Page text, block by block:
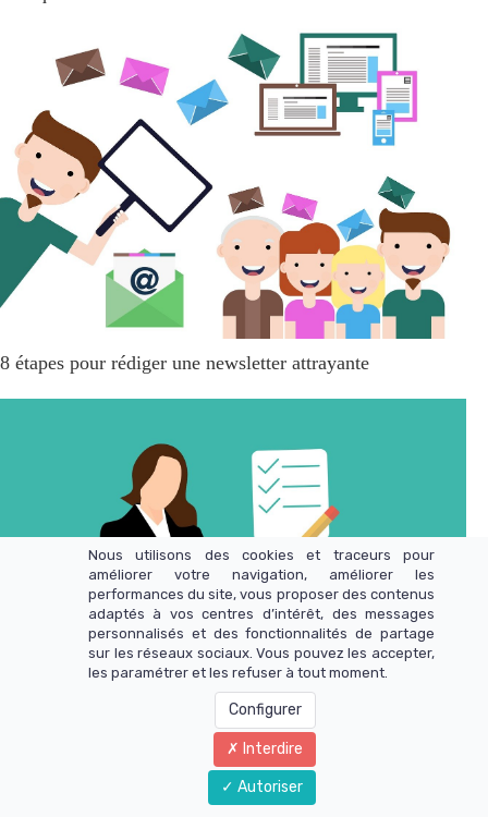
8 étapes pour rédiger une newsletter attrayante
Quel statut choisir en rédaction web : Portage salarial ou
Nous utilisons des cookies et traceurs pour
améliorer votre navigation, améliorer les
performances du site, vous proposer des contenus
adaptés à vos centres d’intérêt, des messages
personnalisés et des fonctionnalités de partage
sur les réseaux sociaux. Vous pouvez les accepter,
les paramétrer et les refuser à tout moment.
Configurer
Interdire
Autoriser